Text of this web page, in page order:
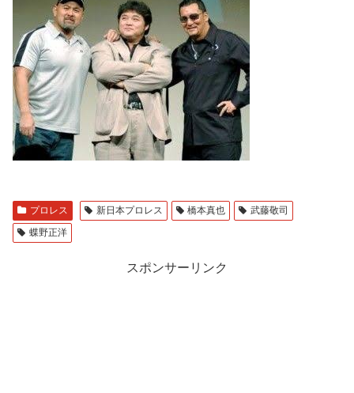
プロレス 新日本プロレス 橋本真也
武藤敬司
蝶野正洋
スポンサーリンク